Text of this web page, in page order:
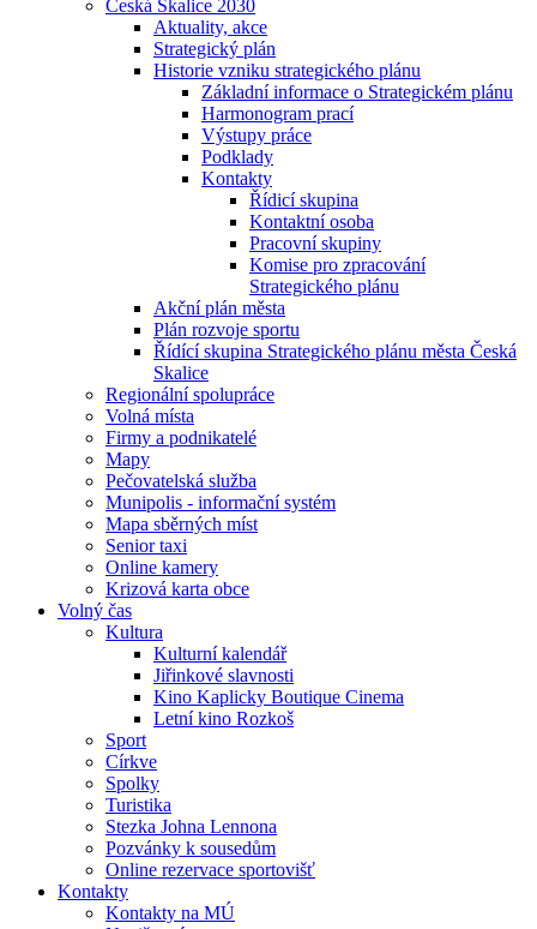
Česká Skalice 2030
Aktuality, akce
Strategický plán
Historie vzniku strategického plánu
Základní informace o Strategickém plánu
Harmonogram prací
Výstupy práce
Podklady
Kontakty
Řídicí skupina
Kontaktní osoba
Pracovní skupiny
Komise pro zpracování
Strategického plánu
Akční plán města
Plán rozvoje sportu
Řídící skupina Strategického plánu města Česká
Skalice
Regionální spolupráce
Volná místa
Firmy a podnikatelé
Mapy
Pečovatelská služba
Munipolis - informační systém
Mapa sběrných míst
Senior taxi
Online kamery
Krizová karta obce
Volný čas
Kultura
Kulturní kalendář
Jiřinkové slavnosti
Kino Kaplicky Boutique Cinema
Letní kino Rozkoš
Sport
Církve
Spolky
Turistika
Stezka Johna Lennona
Pozvánky k sousedům
Online rezervace sportovišť
Kontakty
Kontakty na MÚ